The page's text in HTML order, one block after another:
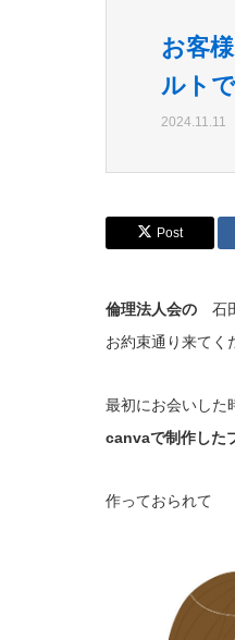
お客
ルト
2024.11.11
Post
倫理法人会の 石
お約束通り来てく
最初にお会いした
canvaで制作した
作っておられて